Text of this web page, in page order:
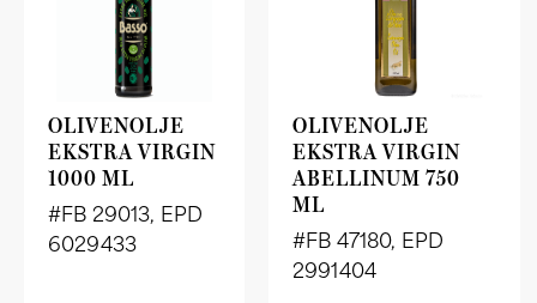
OLIVENOLJE
EKSTRA VIRGIN
1000 ML
#FB 29013, EPD
6029433
OLIVENOLJE
EKSTRA VIRGIN
ABELLINUM 750
ML
#FB 47180, EPD
2991404